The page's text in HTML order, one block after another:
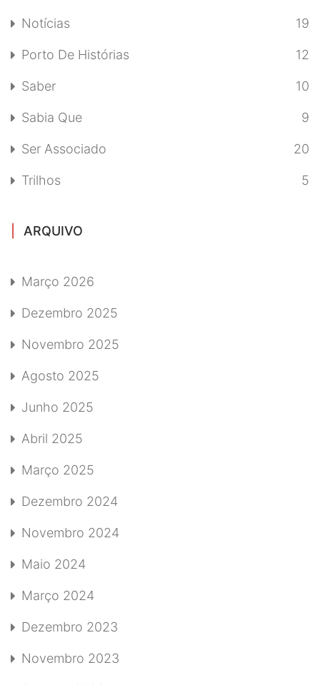
Notícias 19
Porto De Histórias 12
Saber 10
Sabia Que 9
Ser Associado 20
Trilhos 5
ARQUIVO
Março 2026
Dezembro 2025
Novembro 2025
Agosto 2025
Junho 2025
Abril 2025
Março 2025
Dezembro 2024
Novembro 2024
Maio 2024
Março 2024
Dezembro 2023
Novembro 2023